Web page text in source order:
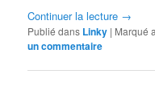
Continuer la lecture →
Publié dans Linky | Marqué
un commentaire